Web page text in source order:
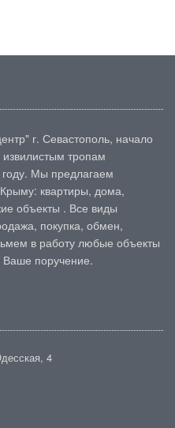
г. Севастополь, начало
тропам
году. Мы предлагаем
квартиры, дома,
объекты . Все виды
покупка, обмен,
в работу любые объекты
Ваше поручение.
4